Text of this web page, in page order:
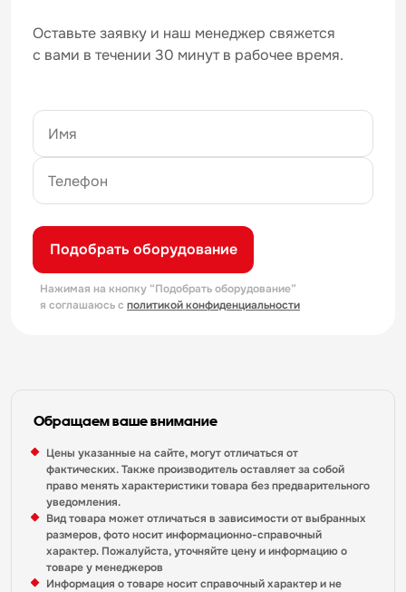
Оставьте заявку и наш менеджер свяжется
с вами в течении 30 минут в рабочее время.
Подобрать оборудование
Нажимая на кнопку “Подобрать оборудование”
я соглашаюсь с политикой конфиденциальности
Обращаем ваше внимание
Цены указанные на сайте, могут отличаться от
фактических. Также производитель оставляет за собой
право менять характеристики товара без предварительного
уведомления.
Вид товара может отличаться в зависимости от выбранных
размеров, фото носит информационно-справочный
характер. Пожалуйста, уточняйте цену и информацию о
товаре у менеджеров
Информация о товаре носит справочный характер и не